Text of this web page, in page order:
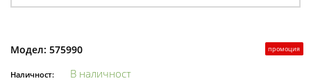
промоция
Модел: 575990
Наличност: В наличност